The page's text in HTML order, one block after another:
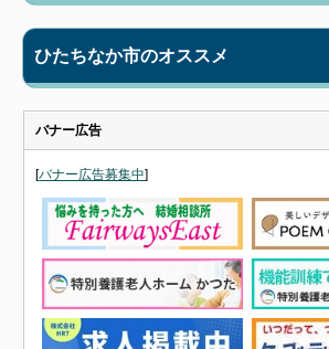
ひたちなか市のオススメ
バナー広告
[バナー広告募集中]